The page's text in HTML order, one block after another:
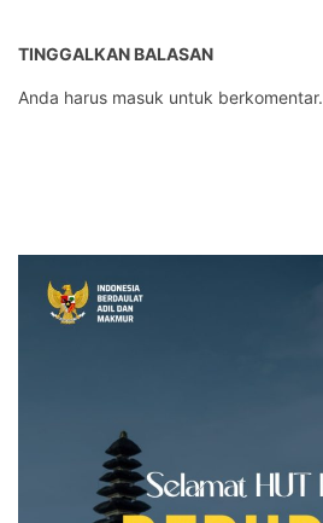
TINGGALKAN BALASAN
Anda harus masuk untuk berkomentar.